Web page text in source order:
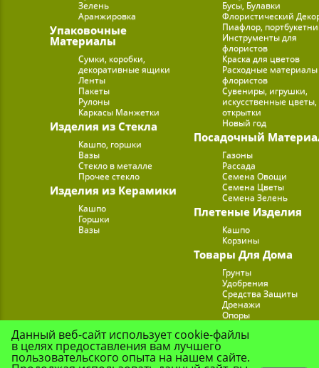
Зелень
Аранжировка
Упаковочные
Материалы
Сумки, коробки,
декоративные ящики
Ленты
Пакеты
Рулоны
Каркасы Манжетки
Изделия из Стекла
Кашпо, горшки
Вазы
Стекло в металле
Прочее стекло
Изделия из Керамики
Кашпо
Горшки
Вазы
Бусы, Булавки
Флористический
Пиафлор,
Инструменты для
флористов
Краска для цветов
Расходные
флористов
Сувениры, игрушки,
искусственные цветы,
открытки
Новый год
Посадочный
Газоны
Рассада
Семена Овощи
Семена Цветы
Семена Зелень
Плетеные Изделия
Кашпо
Корзины
Товары Для Дома
Грунты
Удобрения
Средства Защиты
Дренажи
Опоры
Подставки для Цветов
Данный веб-сайт использует cookie-файлы
в целях предоставления вам лучшего
пользовательского опыта на нашем сайте.